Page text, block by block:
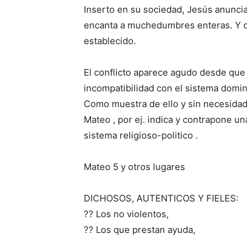
Inserto en su sociedad, Jesús
encanta a muchedumbres enteras.
establecido.
El conflicto aparece agudo desde
incompatibilidad con el sistema
Como muestra de ello y sin
Mateo , por ej. indica y contrapone
sistema religioso-politico .
Mateo 5 y otros lugares
DICHOSOS, AUTENTICOS Y FIELES:
?? Los no violentos,
?? Los que prestan ayuda,